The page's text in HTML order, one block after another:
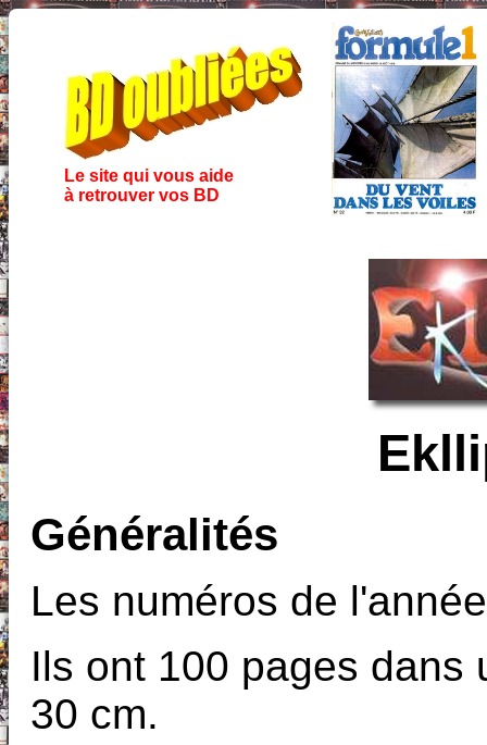
Le site qui vous aide
à retrouver vos BD
Généralités
Les numéros de
Ils ont 100 pages dans
30 cm.